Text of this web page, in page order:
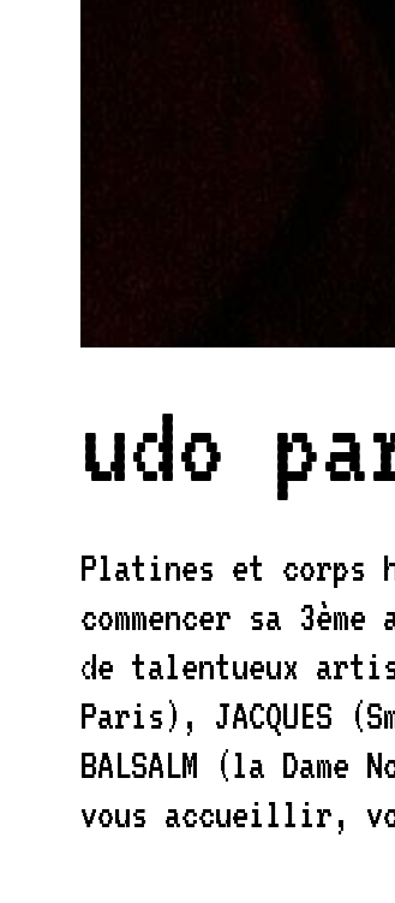
udo
Platines et corps
commencer sa
de talentueux
Paris), JACQUES
BALSALM (la
vous accueillir,